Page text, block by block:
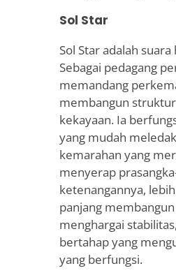
Sol Star
Sol Star adalah
Sebagai pedagang
memandang
membangun
kekayaan. Ia
yang mudah
kemarahan yang
menyerap
ketenangannya,
panjang
menghargai
bertahap yang
yang berfungsi.